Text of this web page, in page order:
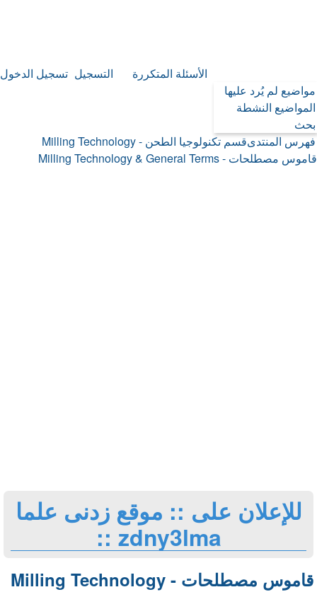
مواضيع لم يُرد عليها
المواضيع النشطة
بحث
الأسئلة المتكررة تسجيل الدخول التسجيل
فهرس المنتدىقسم تكنولوجيا الطحن - Milling Technology
قاموس مصطلحات - Milling Technology & General Terms
للإعلان على :: موقع زدنى علما
zdny3lma ::
قاموس مصطلحات - Milling Technology